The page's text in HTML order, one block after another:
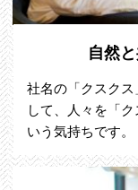
自然
社名の「クスク
して、人々を「
いう気持ちです。